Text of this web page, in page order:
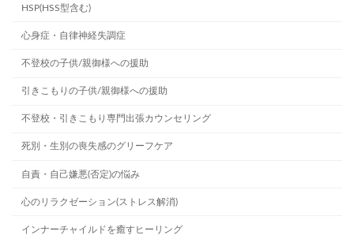
HSP(HSS型含む)
心身症・自律神経失調症
不登校の子供/親御様への援助
引きこもりの子供/親御様への援助
不登校・引きこもり専門出張カウンセリング
死別・生別の喪失感のグリーフケア
自責・自己嫌悪(否定)の悩み
心のリラクゼーション(ストレス解消)
インナーチャイルドを癒すヒーリング